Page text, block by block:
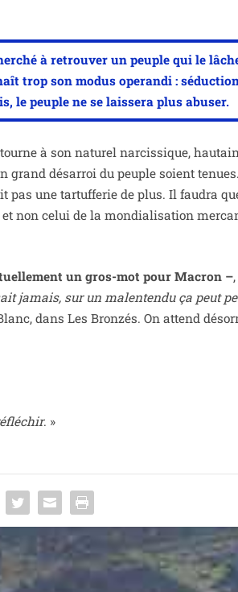
à retrou­ver un peuple qui le
trop sonmodus ope­ran­di :
le peuple ne se lais­se­ra plus abuser.
à son natu­rel nar­cis­sique,
grand désar­roi du peuple soient
pas une tar­tuf­fe­rie de plus. Il fau­dra
non celui de la mon­dia­li­sa­tion
un gros-mot pour Macron –
jamais, sur un mal­en­ten­du ça peut
dans Les Bronzés. On attend
. »